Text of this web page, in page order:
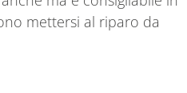
mettersi al riparo da